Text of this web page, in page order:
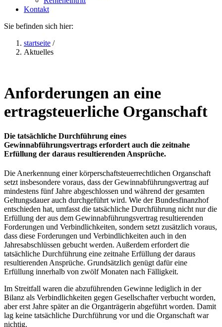
Kontakt
Sie befinden sich hier:
startseite /
Aktuelles
Anforderungen an eine
ertragsteuerliche Organschaft
Die tatsächliche Durchführung eines
Gewinnabführungsvertrags erfordert auch die zeitnahe
Erfüllung der daraus resultierenden Ansprüche.
Die Anerkennung einer körperschaftsteuerrechtlichen Organschaft
setzt insbesondere voraus, dass der Gewinnabführungsvertrag auf
mindestens fünf Jahre abgeschlossen und während der gesamten
Geltungsdauer auch durchgeführt wird. Wie der Bundesfinanzhof
entschieden hat, umfasst die tatsächliche Durchführung nicht nur die
Erfüllung der aus dem Gewinnabführungsvertrag resultierenden
Forderungen und Verbindlichkeiten, sondern setzt zusätzlich voraus,
dass diese Forderungen und Verbindlichkeiten auch in den
Jahresabschlüssen gebucht werden. Außerdem erfordert die
tatsächliche Durchführung eine zeitnahe Erfüllung der daraus
resultierenden Ansprüche. Grundsätzlich genügt dafür eine
Erfüllung innerhalb von zwölf Monaten nach Fälligkeit.
Im Streitfall waren die abzuführenden Gewinne lediglich in der
Bilanz als Verbindlichkeiten gegen Gesellschafter verbucht worden,
aber erst Jahre später an die Organträgerin abgeführt worden. Damit
lag keine tatsächliche Durchführung vor und die Organschaft war
nichtig.